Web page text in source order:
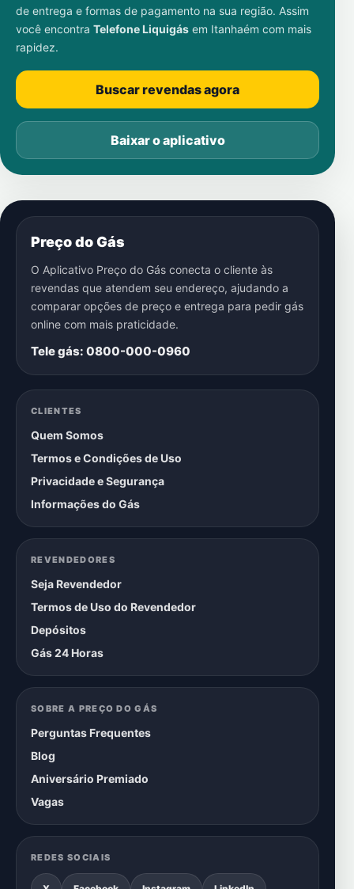
de entrega e formas de pagamento na sua região. Assim
você encontra Telefone Liquigás em Itanhaém com mais
rapidez.
Buscar revendas agora
Baixar o aplicativo
Preço do Gás
O Aplicativo Preço do Gás conecta o cliente às
revendas que atendem seu endereço, ajudando a
comparar opções de preço e entrega para pedir gás
online com mais praticidade.
Tele gás: 0800-000-0960
CLIENTES
Quem Somos
Termos e Condições de Uso
Privacidade e Segurança
Informações do Gás
REVENDEDORES
Seja Revendedor
Termos de Uso do Revendedor
Depósitos
Gás 24 Horas
SOBRE A PREÇO DO GÁS
Perguntas Frequentes
Blog
Aniversário Premiado
Vagas
REDES SOCIAIS